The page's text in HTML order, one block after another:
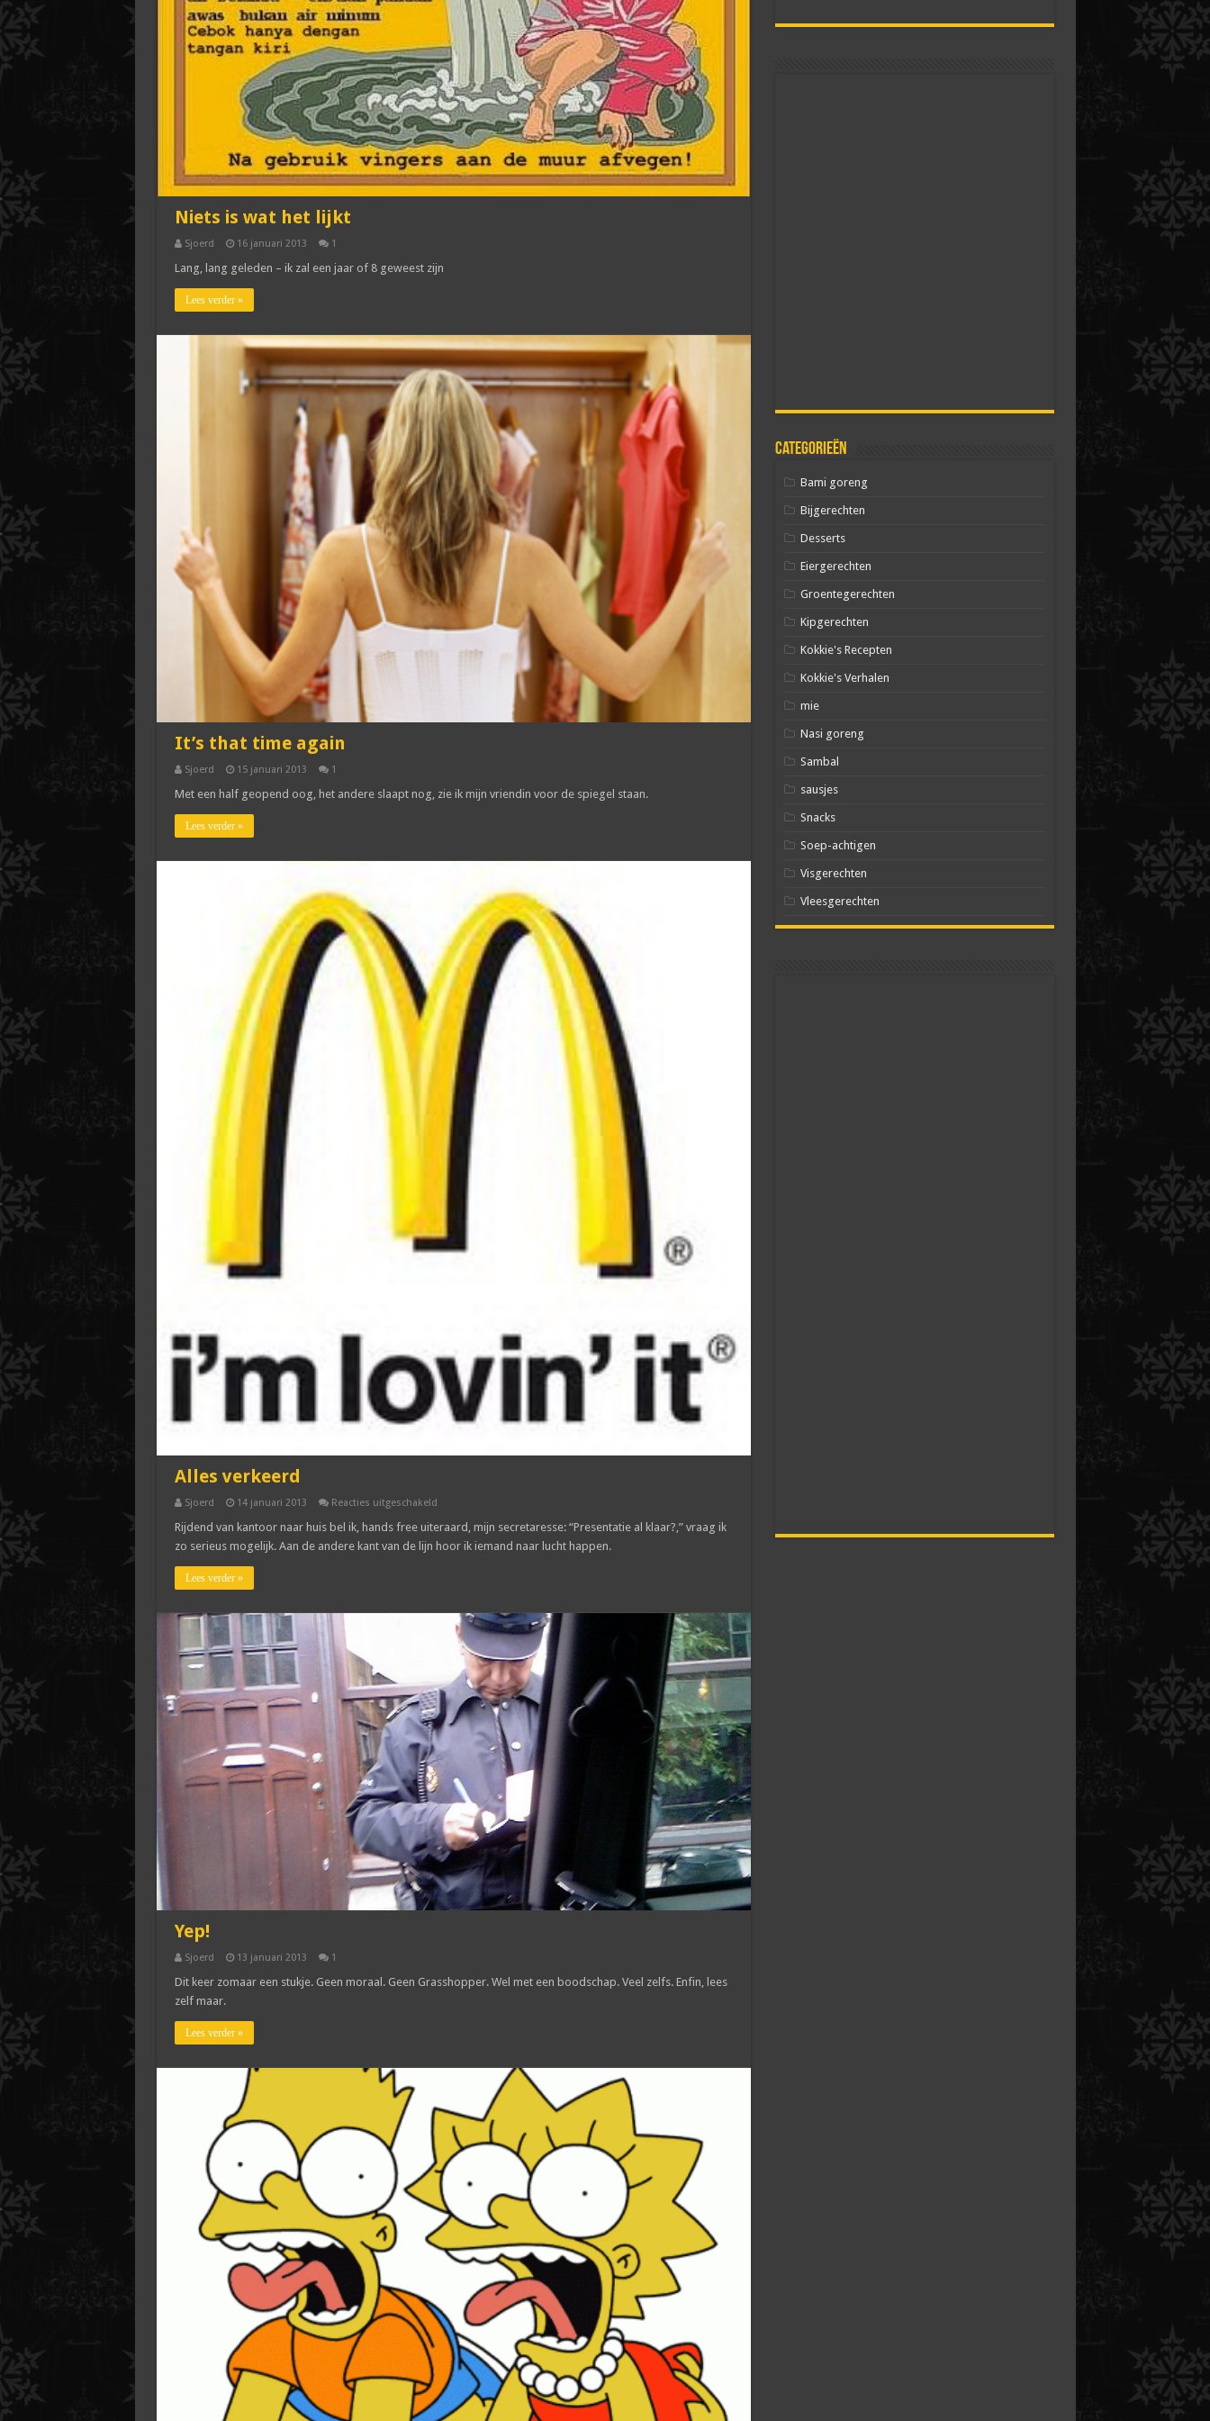
Niets is wat het lijkt
Sjoerd 16 januari 2013 1
Lang, lang geleden – ik zal een jaar of 8 geweest zijn
Lees verder »
It’s that time again
Sjoerd 15 januari 2013 1
Met een half geopend oog, het andere slaapt nog, zie ik mijn vriendin voor de spiegel staan.
Lees verder »
Alles verkeerd
Sjoerd 14 januari 2013 Reacties uitgeschakeldvoor
verkeerd
Rijdend van kantoor naar huis bel ik, hands free uiteraard, mijn secretaresse: “Presentatie al klaar?,” vraag ik
zo serieus mogelijk. Aan de andere kant van de lijn hoor ik iemand naar lucht happen.
Lees verder »
Yep!
Sjoerd 13 januari 2013 1
Dit keer zomaar een stukje. Geen moraal. Geen Grasshopper. Wel met een boodschap. Veel zelfs. Enfin, lees
zelf maar.
Lees verder »
Categorieën
Bami goreng
Bijgerechten
Desserts
Eiergerechten
Groentegerechten
Kipgerechten
Kokkie's Recepten
Kokkie's Verhalen
mie
Nasi goreng
Sambal
sausjes
Snacks
Soep-achtigen
Visgerechten
Vleesgerechten